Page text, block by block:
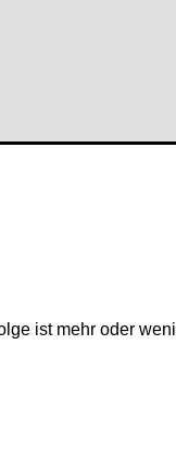
ist mehr oder